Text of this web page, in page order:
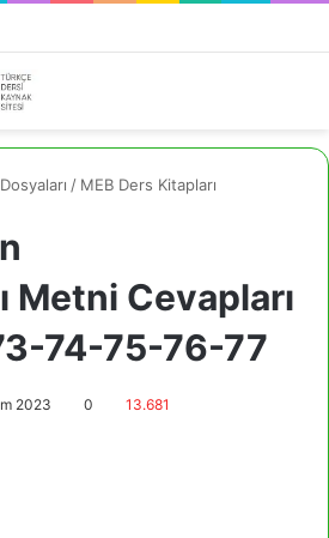
/ MEB Ders Kitapları
Metni Cevapları
74-75-76-77
2023 0 13.681